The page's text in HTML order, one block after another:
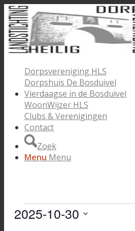
Dorpsvereniging HLS
Dorpshuis De Bosduivel
Vierdaagse in de Bosduivel
WoonWijzer HLS
Clubs & Verenigingen
Contact
Zoek
Menu Menu
Evenementen
2025-10-30